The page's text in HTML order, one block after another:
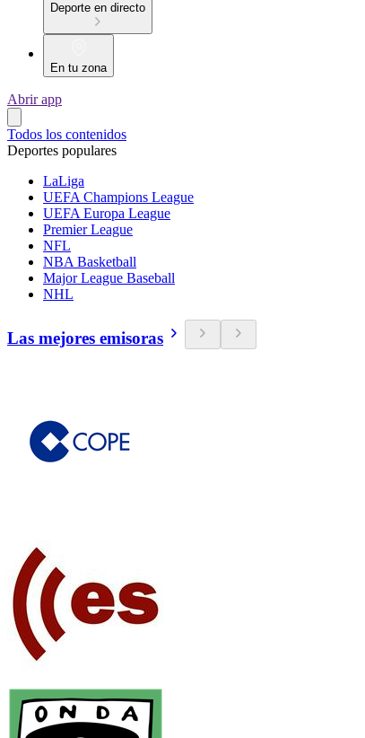
Deporte en directo
En tu zona
Abrir app
Todos los contenidos
Deportes populares
LaLiga
UEFA Champions League
UEFA Europa League
Premier League
NFL
NBA Basketball
Major League Baseball
NHL
Las mejores emisoras